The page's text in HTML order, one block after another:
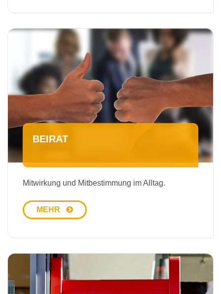
BEIRAT
Mitwirkung und Mitbestimmung im Alltag.
MEHR